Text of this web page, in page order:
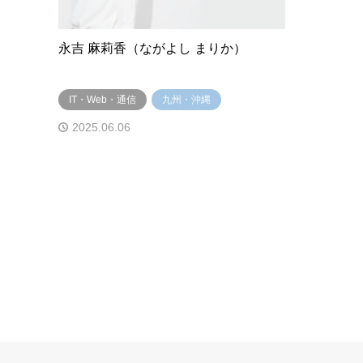
永吉 麻莉香（ながよし まりか）
IT・Web・通信 九州・沖縄
2025.06.06